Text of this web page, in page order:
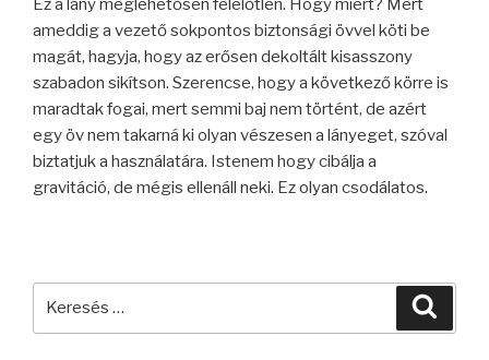
Ez a lány meglehetősen felelőtlen. Hogy miért? Mert
ameddig a vezető sokpontos biztonsági övvel köti be
magát, hagyja, hogy az erősen dekoltált kisasszony
szabadon sikítson. Szerencse, hogy a következő körre is
maradtak fogai, mert semmi baj nem történt, de azért
egy öv nem takarná ki olyan vészesen a lányeget, szóval
biztatjuk a használatára. Istenem hogy cibálja a
gravitáció, de mégis ellenáll neki. Ez olyan csodálatos.